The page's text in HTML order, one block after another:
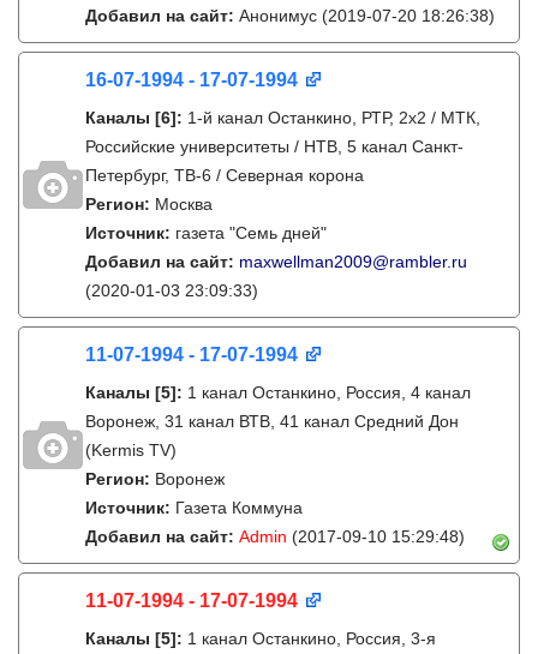
Добавил на сайт: Анонимус (2019-07-20 18:26:38)
16-07-1994 - 17-07-1994
Каналы [6]: 1-й канал Останкино, РТР, 2х2 / МТК,
Российские университеты / НТВ, 5 канал Санкт-
Петербург, ТВ-6 / Северная корона
Регион: Москва
Источник: газета "Семь дней"
Добавил на сайт: maxwellman2009@rambler.ru
(2020-01-03 23:09:33)
11-07-1994 - 17-07-1994
Каналы [5]: 1 канал Останкино, Россия, 4 канал
Воронеж, 31 канал ВТВ, 41 канал Средний Дон
(Kermis TV)
Регион: Воронеж
Источник: Газета Коммуна
Добавил на сайт: Admin (2017-09-10 15:29:48)
11-07-1994 - 17-07-1994
Каналы [5]: 1 канал Останкино, Россия, 3-я